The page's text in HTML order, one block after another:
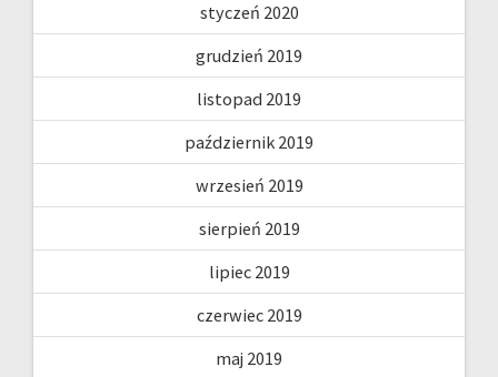
styczeń 2020
grudzień 2019
listopad 2019
październik 2019
wrzesień 2019
sierpień 2019
lipiec 2019
czerwiec 2019
maj 2019